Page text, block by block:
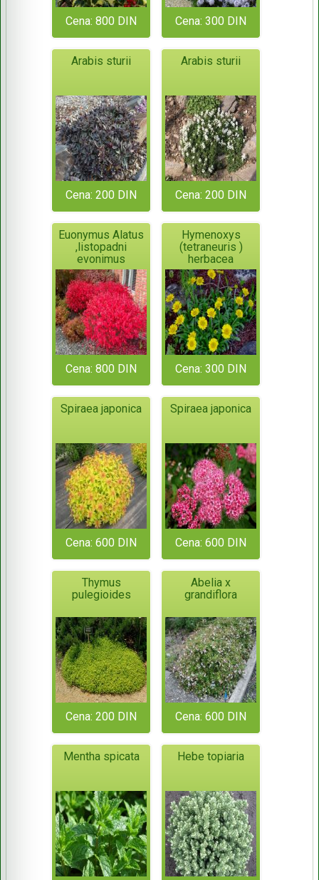
Cena: 800 DIN Cena: 300 DIN
Arabis sturii
Cena: 200 DIN
Arabis sturii
Cena: 200 DIN
Euonymus Alatus
,listopadni
evonimus
Cena: 800 DIN
Hymenoxys
(tetraneuris )
herbacea
Cena: 300 DIN
Spiraea japonica
Cena: 600 DIN
Spiraea japonica
Cena: 600 DIN
Thymus
pulegioides
Cena: 200 DIN
Abelia x
grandiflora
Cena: 600 DIN
Mentha spicata Hebe topiaria